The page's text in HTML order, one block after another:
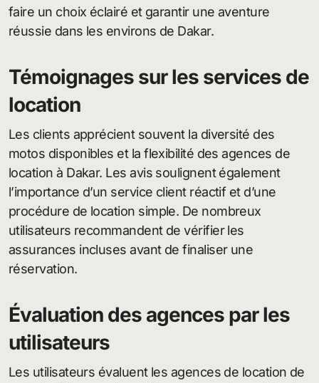
faire un choix éclairé et garantir une aventure
réussie dans les environs de Dakar.
Témoignages sur les services de
location
Les clients apprécient souvent la diversité des
motos disponibles et la flexibilité des agences de
location à Dakar. Les avis soulignent également
l’importance d’un service client réactif et d’une
procédure de location simple. De nombreux
utilisateurs recommandent de vérifier les
assurances incluses avant de finaliser une
réservation.
Évaluation des agences par les
utilisateurs
Les utilisateurs évaluent les agences de location de